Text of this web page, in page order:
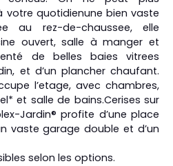
votre quotidienune bien vaste
au rez-de-chaussee, elle
ouvert, salle à manger et
de belles baies vitrees
et d’un plancher chaufant.
l’etage, avec chambres,
et salle de bains.Cerises sur
Jardin® profite d’une place
vaste garage double et d’un
selon les options.